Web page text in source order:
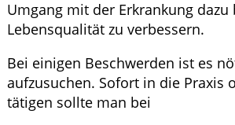
Umgang mit der Erkrankung dazu
Lebensqualität zu verbessern.
Bei einigen Beschwerden ist es
aufzusuchen. Sofort in die Praxis
tätigen sollte man bei